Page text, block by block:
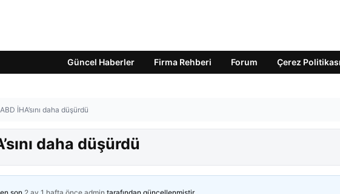
Güncel Haberler Firma Rehberi Forum Çerez Politikası
İHA’sını daha düşürdü
daha düşürdü